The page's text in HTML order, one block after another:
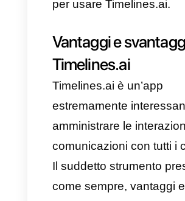
per tutti i team di
supporto o di call
tendono a gestire
giorno un gran
messaggi e
tramite
messaggistica.